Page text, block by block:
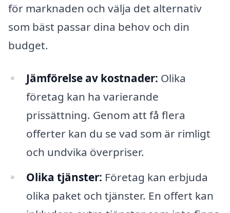
för marknaden och välja det alternativ
som bäst passar dina behov och din
budget.
Jämförelse av kostnader: Olika
företag kan ha varierande
prissättning. Genom att få flera
offerter kan du se vad som är rimligt
och undvika överpriser.
Olika tjänster: Företag kan erbjuda
olika paket och tjänster. En offert kan